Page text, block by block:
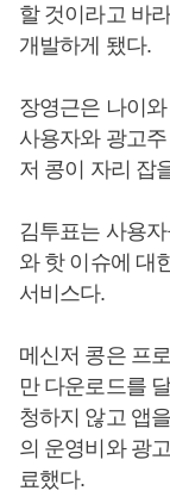
할 것이라고 바
개발하게 됐다.
장영근은 나이
사용자와 광고
저 콩이 자리 잡
김투표는 사용
와 핫 이슈에 대
서비스다.
메신저 콩은 프
만 다운로드를
청하지 않고 앱
의 운영비와 광
료했다.